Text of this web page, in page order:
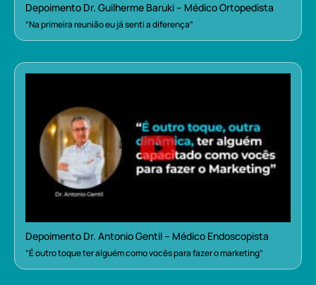
Depoimento Dr. Guilherme Baruki – Médico Ortopedista
“Na primeira reunião eu já senti a diferença”
Depoimento Dr. Antonio Gentil – Médico Endoscopista
“É outro toque ter alguém como vocês para fazer o marketing”